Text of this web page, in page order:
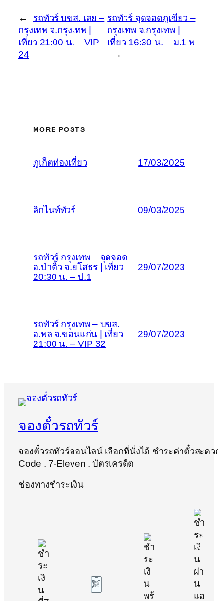
←
รถทัวร์ บขส. เลย –
กรุงเทพ จ.กรุงเทพ |
เที่ยว 21:00 น. – VIP
24
รถทัวร์ จุดจอดภูเขียว –
กรุงเทพ จ.กรุงเทพ |
เที่ยว 16:30 น. – ม.1 พ
→
MORE POSTS
ภูเก็ตท่องเที่ยว 17/03/2025
ลิกไนท์ทัวร์ 09/03/2025
รถทัวร์ กรุงเทพ – จุดจอด
อ.ป่าติ้ว จ.ยโสธร | เที่ยว
20:30 น. – ป.1
29/07/2023
รถทัวร์ กรุงเทพ – บขส.
อ.พล จ.ขอนแก่น | เที่ยว
21:00 น. – VIP 32
29/07/2023
จองตั๋วรถทัวร์
จองตั๋วรถทัวร์ออนไลน์ เลือกที่นั่งได้ ชำระค่าตั๋วสะด
Code . 7-Eleven . บัตรเครดิต
ช่องทางชำระเงิน